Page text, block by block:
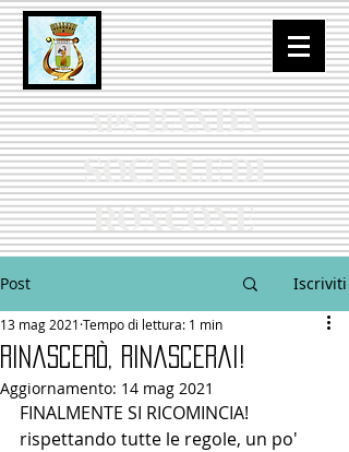
APSBANDA
SOCIALE DI
RONCONE
Post Iscriviti
Rinascerò, Rinascerai!
13 mag 2021 Tempo di lettura: 1 min
Aggiornamento: 14 mag 2021
FINALMENTE SI RICOMINCIA!
rispettando tutte le regole, un po'